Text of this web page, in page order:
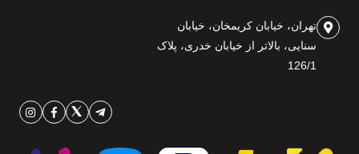
تهران، خیابان کریمخان، خیابان
سنایی، بالاتر از خیابان خدری، پلاک
126/1